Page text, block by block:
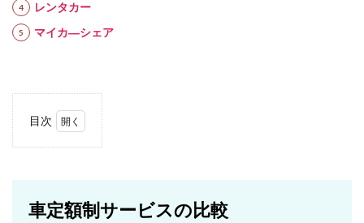
レンタカー
マイカ―シェア
目次
ビス
の比
車定額制サービスの比較